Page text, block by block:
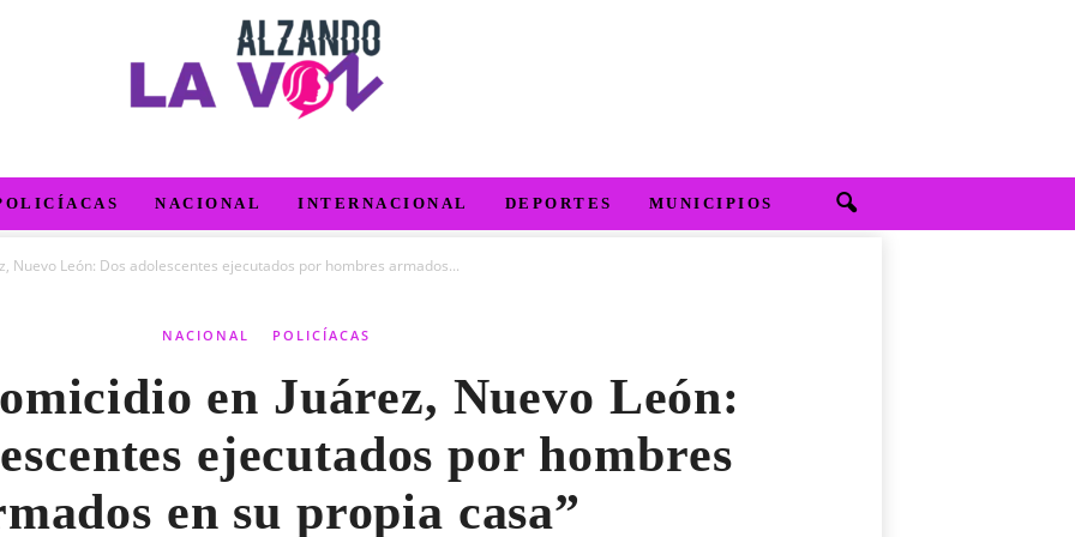
NACIONAL INTERNACIONAL DEPORTES MUNICIPIOS
Nuevo León: Dos adolescentes ejecutados por hombres armados...
NACIONAL POLICÍACAS
en Juárez, Nuevo León:
ejecutados por hombres
en su propia casa”